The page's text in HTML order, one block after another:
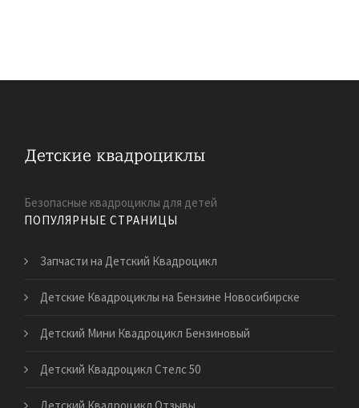
Безопасные квадроциклы для детей
ПОПУЛЯРНЫЕ СТРАНИЦЫ
Запчасти на Детский Квадроцикл
Детские Квадроциклы на Бензине Новосибирске
Детский Мини Квадроцикл Бензиновый
Детский Квадроцикл Стелс 50